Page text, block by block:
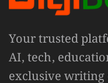
Your trusted
AI, tech,
exclusive